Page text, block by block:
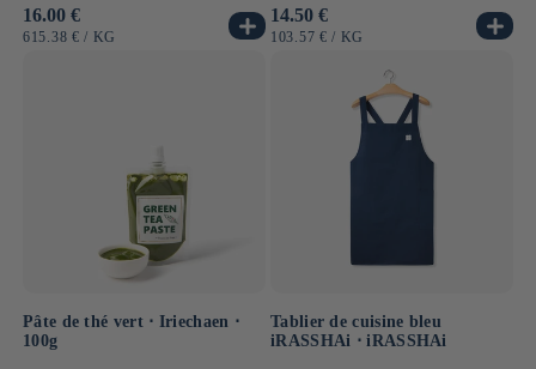
Prix
habituel
16.00 €
PRIX
615.38 € / PAR
KG
Prix
habituel
14.50 €
PRIX
103.57 € / PAR
KG
Pâte de thé vert ⋅ Iriechaen ⋅
100g
Tablier de cuisine bleu
iRASSHAi ⋅ iRASSHAi